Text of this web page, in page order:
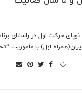
حرکت اول در راستای
اول) با مأموریت